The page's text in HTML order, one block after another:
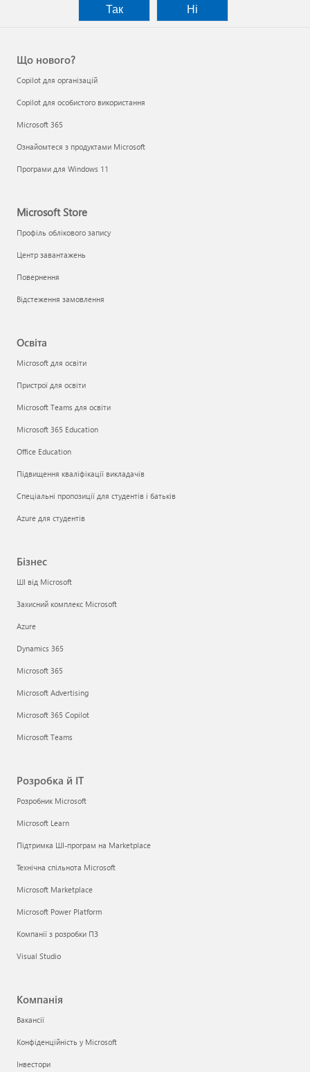
Так
Ні
Що нового?
Copilot для організацій
Copilot для особистого використання
Microsoft 365
Ознайомтеся з продуктами Microsoft
Програми для Windows 11
Microsoft Store
Профіль облікового запису
Центр завантажень
Повернення
Відстеження замовлення
Освіта
Microsoft для освіти
Пристрої для освіти
Microsoft Teams для освіти
Microsoft 365 Education
Office Education
Підвищення кваліфікації викладачів
Спеціальні пропозиції для студентів і батьків
Azure для студентів
Бізнес
ШІ від Microsoft
Захисний комплекс Microsoft
Azure
Dynamics 365
Microsoft 365
Microsoft Advertising
Microsoft 365 Copilot
Microsoft Teams
Розробка й ІТ
Розробник Microsoft
Microsoft Learn
Підтримка ШІ-програм на Marketplace
Технічна спільнота Microsoft
Microsoft Marketplace
Microsoft Power Platform
Компанії з розробки ПЗ
Visual Studio
Компанія
Вакансії
Конфіденційність у Microsoft
Інвестори